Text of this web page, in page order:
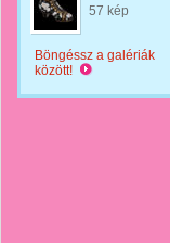
57 kép
Böngéssz a galériák
között!